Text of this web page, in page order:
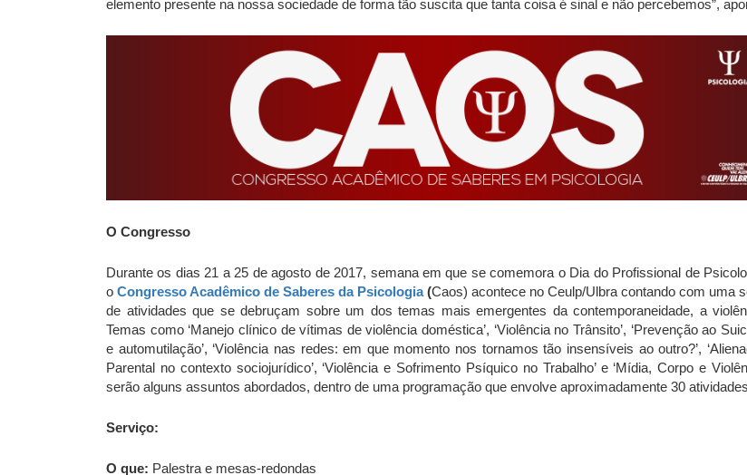
elemento presente na nossa sociedade de forma tão suscita que tanta coisa é sinal e não percebemos”,
O Congresso
Durante os dias 21 a 25 de agosto de 2017, semana em que se comemora o Dia do Profissional de
o Congresso Acadêmico de Saberes da Psicologia(Caos) acontece no Ceulp/Ulbra contando com uma
de atividades que se debruçam sobre um dos temas mais emergentes da contemporaneidade, a
Temas como ‘Manejo clínico de vítimas de violência doméstica’, ‘Violência no Trânsito’, ‘Prevenção ao
e automutilação’, ‘Violência nas redes: em que momento nos tornamos tão insensíveis ao outro?’,
Parental no contexto sociojurídico’, ‘Violência e Sofrimento Psíquico no Trabalho’ e ‘Mídia, Corpo e
serão alguns assuntos abordados, dentro de uma programação que envolve aproximadamente 30
Serviço:
O que: Palestra e mesas-redondas